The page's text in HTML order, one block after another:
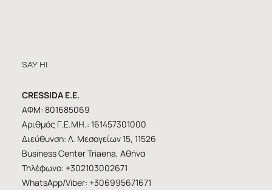
SAY HI
CRESSIDA E.E.
ΑΦΜ: 801685069
Αριθμός Γ.Ε.ΜΗ.: 161457301000
Διεύθυνση: Λ. Μεσογείων 15, 11526
Business Center Triaena, Αθήνα
Τηλέφωνο: +302103002671
WhatsApp/Viber: +306995671671